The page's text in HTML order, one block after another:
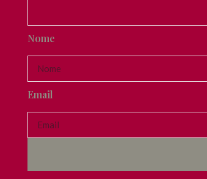
Nome
Email